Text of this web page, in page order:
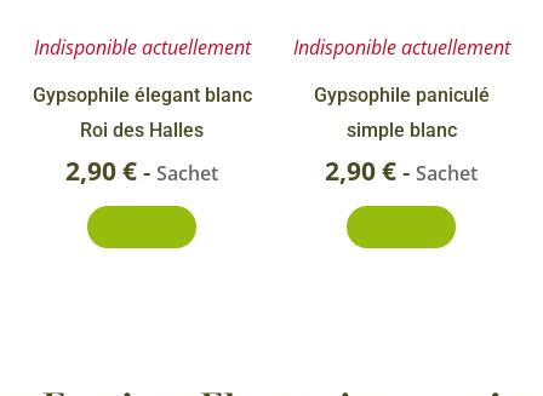
Indisponible actuellement
Gypsophile élegant blanc
Roi des Halles
2,90€- Sachet
Indisponible actuellement
Gypsophile paniculé
simple blanc
2,90€- Sachet